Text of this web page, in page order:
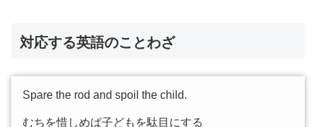
対応する英語のことわざ
Spare the rod and spoil the child.
むちを惜しめば子どもを駄目にする